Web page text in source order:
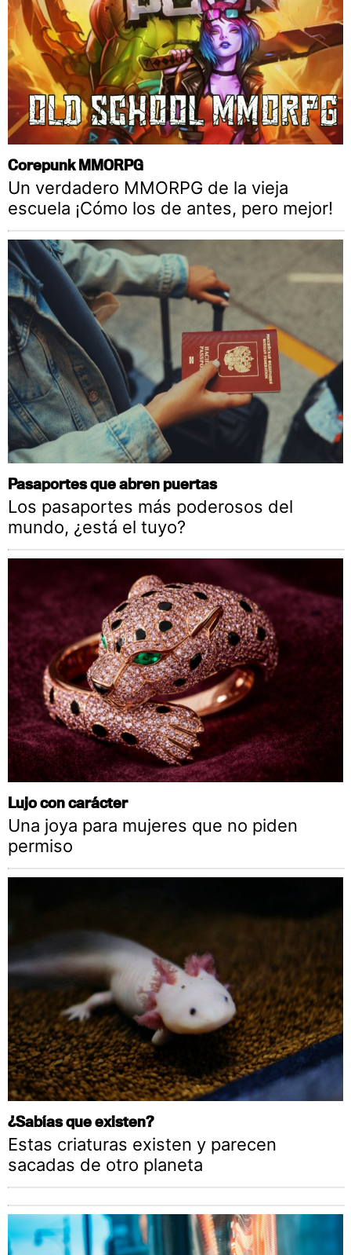
Corepunk MMORPG
Un verdadero MMORPG de la vieja
escuela ¡Cómo los de antes, pero mejor!
Pasaportes que abren puertas
Los pasaportes más poderosos del
mundo, ¿está el tuyo?
Lujo con carácter
Una joya para mujeres que no piden
permiso
¿Sabías que existen?
Estas criaturas existen y parecen
sacadas de otro planeta